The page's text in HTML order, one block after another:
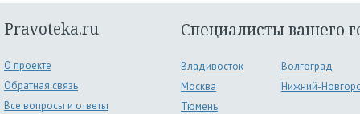
Pravoteka.ru
О проекте
Обратная связь
Все вопросы и ответы
Специалисты вашего
Владивосток
Волгоград
Москва
Нижний-
Тюмень